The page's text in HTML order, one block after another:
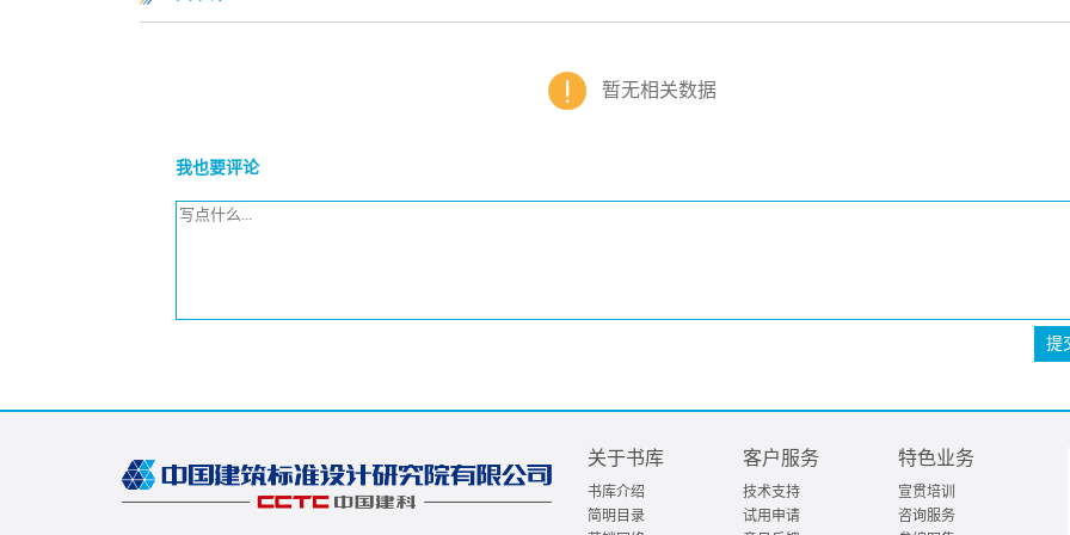
暂无相关数据
我也要评论
提
关于书库
书库介绍
简明目录
客户服务
技术支持
试用申请
特色业务
宣贯培训
咨询服务